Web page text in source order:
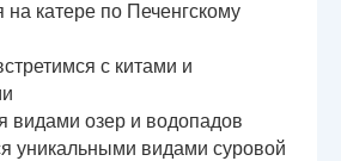
на катере по Печенгскому
с китами и
видами озер и водопадов
уникальными видами суровой